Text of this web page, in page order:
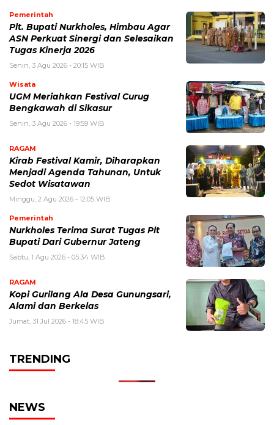
Pemerintah
Plt. Bupati Nurkholes, Himbau Agar
ASN Perkuat Sinergi dan Selesaikan
Tugas Kinerja 2026
Senin, 3 Agu 2026 - 20:15 WIB
Wisata
UGM Meriahkan Festival Curug
Bengkawah di Sikasur
Senin, 3 Agu 2026 - 19:59 WIB
RAGAM
Kirab Festival Kamir, Diharapkan
Menjadi Agenda Tahunan, Untuk
Sedot Wisatawan
Minggu, 2 Agu 2026 - 12:05 WIB
Pemerintah
Nurkholes Terima Surat Tugas Plt
Bupati Dari Gubernur Jateng
Sabtu, 1 Agu 2026 - 05:34 WIB
RAGAM
Kopi Gurilang Ala Desa Gunungsari,
Alami dan Berkelas
Jumat, 31 Jul 2026 - 18:45 WIB
TRENDING
NEWS